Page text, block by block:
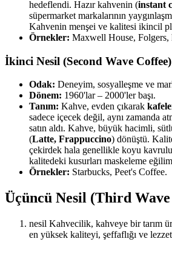
hedeflendi. Hazır kahvenin (instant
süpermarket markalarının
Kahvenin menşei ve kalitesi ikincil
Örnekler: Maxwell House, Folgers,
İkinci Nesil (Second Wave Coffee)
Odak: Deneyim, sosyalleşme ve
Dönem: 1960'lar – 2000'ler başı.
Tanım: Kahve, evden çıkarak
sadece içecek değil, aynı zamanda
satın aldı. Kahve, büyük hacimli,
(Latte, Frappuccino) dönüştü.
çekirdek hala genellikle koyu
kalitedeki kusurları maskeleme
Örnekler: Starbucks, Peet's Coffee.
Üçüncü Nesil (Third
nesil Kahvecilik, kahveye bir tarım
en yüksek kaliteyi, şeffaflığı ve